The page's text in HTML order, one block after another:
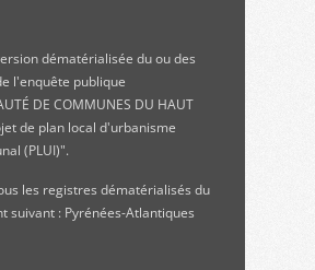
dématérialisée du ou des
l'enquête publique
DE COMMUNES DU HAUT
de plan local d'urbanisme
(PLUI)".
les registres dématérialisés du
suivant : Pyrénées-Atlantiques